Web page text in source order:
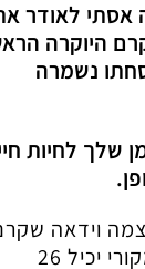
נשמרה
שלך לחיות
וידאה